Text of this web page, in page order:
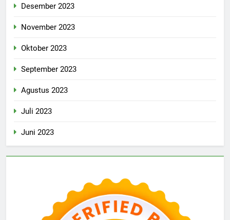
Desember 2023
November 2023
Oktober 2023
September 2023
Agustus 2023
Juli 2023
Juni 2023